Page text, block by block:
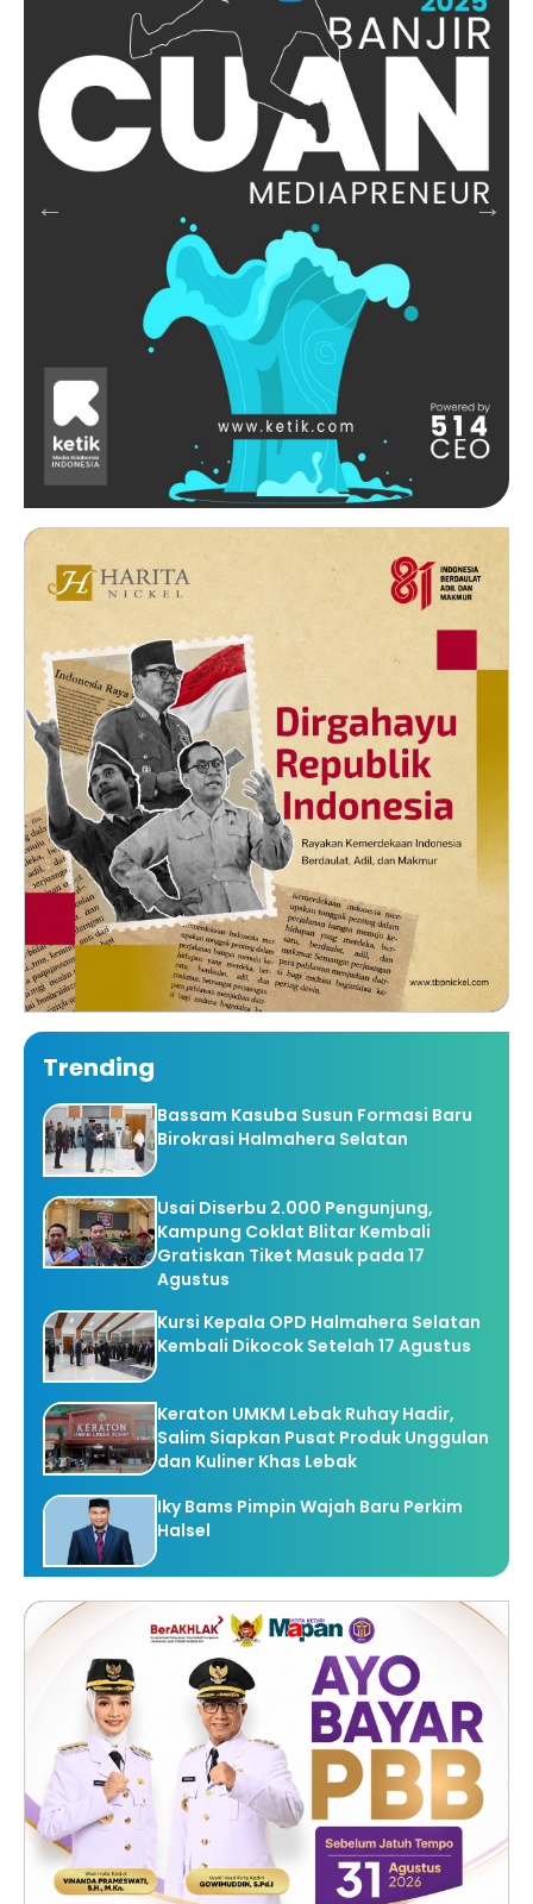
Trending
Bassam Kasuba Susun Formasi Baru
Birokrasi Halmahera Selatan
Usai Diserbu 2.000 Pengunjung,
Kampung Coklat Blitar Kembali
Gratiskan Tiket Masuk pada 17
Agustus
Kursi Kepala OPD Halmahera Selatan
Kembali Dikocok Setelah 17 Agustus
Keraton UMKM Lebak Ruhay Hadir,
Salim Siapkan Pusat Produk Unggulan
dan Kuliner Khas Lebak
Iky Bams Pimpin Wajah Baru Perkim
Halsel